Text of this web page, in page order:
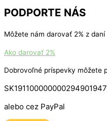
PODPORTE NÁS
Môžete nám darovať 2% z daní
Ako darovať 2%
Dobrovoľné príspevky môžete
alebo cez PayPal